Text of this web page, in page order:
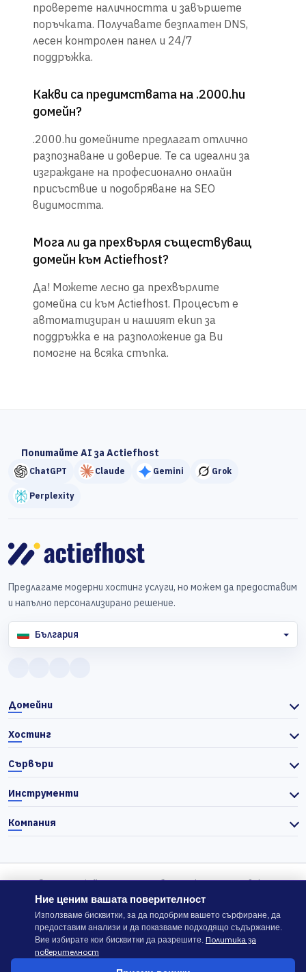
проверете наличността и завършете
поръчката. Получавате безплатен DNS,
лесен контролен панел и 24/7
поддръжка.
Какви са предимствата на .2000.hu
домейн?
.2000.hu домейните предлагат отлично
разпознаване и доверие. Те са идеални за
изграждане на професионално онлайн
присъствие и подобряване на SEO
видимостта.
Мога ли да прехвърля съществуващ
домейн към Actiefhost?
Да! Можете лесно да прехвърлите
домейна си към Actiefhost. Процесът е
автоматизиран и нашият екип за
поддръжка е на разположение да Ви
помогне на всяка стъпка.
Попитайте AI за Actiefhost
ChatGPT Claude Gemini Grok
Perplexity
Предлагаме модерни хостинг услуги, но можем да предоставим
и напълно персонализирано решение.
България
Домейни
Хостинг
Сървъри
Инструменти
Компания
© 2026 Actiefhost. Съгласно българското търговско
законодателство цените в сайта се показват без ДДС, а ДДС се
изчислява отделно при завършване на поръчката, когато е
приложимо.
Ние ценим вашата поверителност
Използваме бисквитки, за да подобрим вашето сърфиране, да
предоставим анализи и да показваме подходящо съдържание.
Вие избирате кои бисквитки да разрешите. Политика за
поверителност